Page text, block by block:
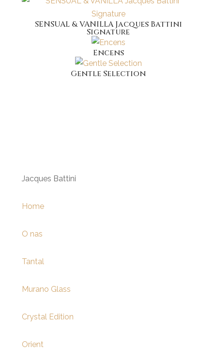
SENSUAL & VANILLA Jacques Battini
Signature
Encens
Gentle Selection
Jacques Battini
Home
O nas
Tantal
Murano Glass
Crystal Edition
Orient